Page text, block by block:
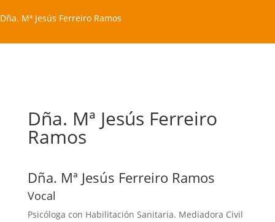
Dña. Mª Jesús Ferreiro Ramos
Dña. Mª Jesús Ferreiro
Ramos
Dña. Mª Jesús Ferreiro Ramos
Vocal
Psicóloga con Habilitación Sanitaria. Mediadora Civil